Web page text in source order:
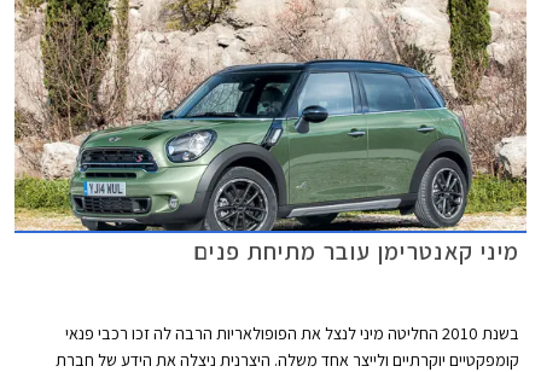
מיני קאנטרימן עובר מתיחת פנים
בשנת 2010 החליטה מיני לנצל את הפופולאריות הרבה לה זכו רכבי פנאי
קומפקטיים יוקרתיים ולייצר אחד משלה. היצרנית ניצלה את הידע של חברת